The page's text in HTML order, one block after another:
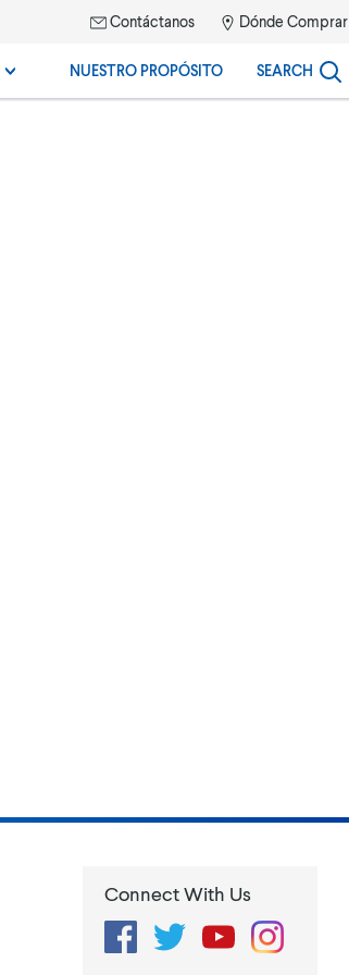
Contáctanos Dónde Comprar
NUESTRO PROPÓSITO SEARCH
Connect With Us
FacebookTwitterYouTubeInstagram